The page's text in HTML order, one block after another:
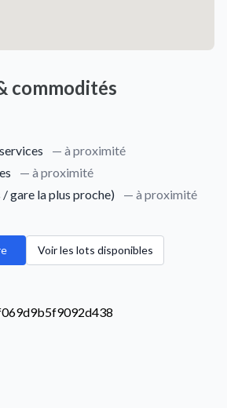
commodités
— à proximité
— à proximité
gare la plus proche) — à proximité
Voir les lots disponibles